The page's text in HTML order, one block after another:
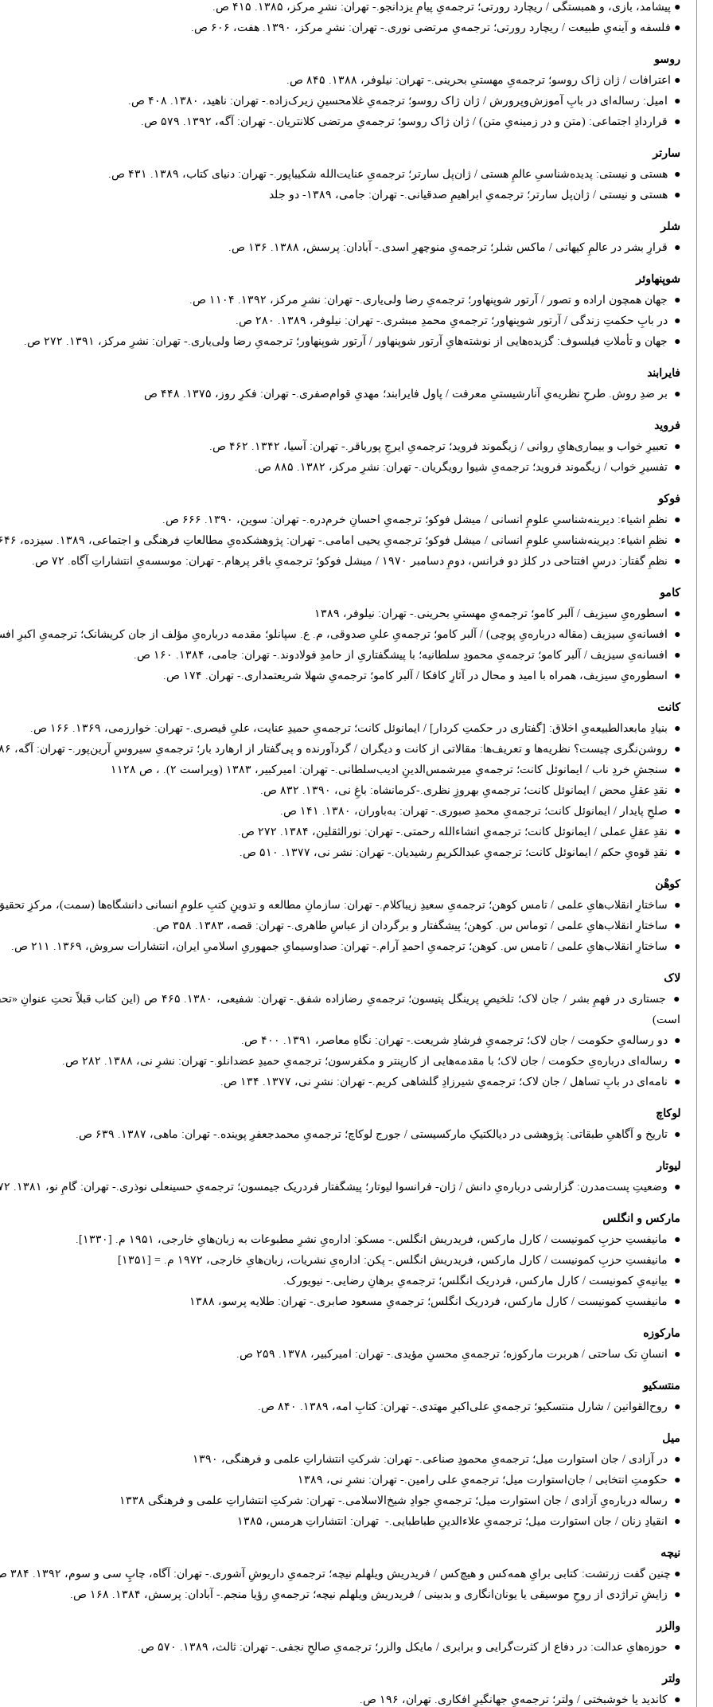
● پیشامد، بازی، و همبستگی / ریچارد رورتی؛ ترجمه‌یِ پیامِ یزدانجو.- تهران: نشرِ مرکز، ۱۳۸۵. ۴۱۵ ص.
● فلسفه و آینه‌یِ طبیعت / ریچارد رورتی؛ ترجمه‌یِ مرتضی نوری.- تهران: نشرِ مرکز‫، ‫۱۳۹۰. ‫هفت، ۶۰۶ ص.
روسو
● اعترافات / ژان ژاک روسو؛ ترجمه‌یِ مهستیِ بحرینی.- تهران: نیلوفر‫، ۱۳۸۸. ۸۴۵ ص.
● امیل: رساله‌ای در بابِ آموزش‌وپرورش / ژان ژاک روسو؛ ترجمه‌یِ غلامحسینِ زیرک‌زاده.- تهران: ناهید، ۱۳۸۰. ۴۰۸ ص.
● قراردادِ اجتماعی: (متن و در زمینه‌یِ متن) / ژان ژاک روسو؛ ترجمه‌یِ مرتضی کلانتریان.- تهران: آگه‫، ۱۳۹۲. ۵۷۹ ص.
سارتر
● هستی و نیستی: پدیده‌شناسیِ عالمِ هستی ‌/ ژان‌پل سارتر؛ ترجمه‌یِ عنایت‌الله شکیباپور.- تهران: دنیای کتاب، ۱۳۸۹. ‫۴۳۱ ص.
● هستی و نیستی / ژان‌پل سارتر؛ ترجمه‌یِ ابراهیمِ صدقیانی.- تهران: جامی‫، ۱۳۸۹- دو جلد
شلر
● قرارِ بشر در عالمِ کیهانی / ماکس شلر؛ ترجمه‌یِ منوچهرِ اسدی.- آبادان: پرسش، ۱۳۸۸. ۱۳۶ ص.
شوپنهاوئر
● جهان همچون اراده و تصور / آرتور شوپنهاور؛ ترجمه‌یِ رضا ولی‌یاری.- تهران: نشرِ مرکز، ۱۳۹۲. ۱۱۰۴ ص.
● در بابِ حکمتِ زندگی / آرتور شوپنهاور؛ ترجمه‌یِ محمدِ مبشری.- تهران: نیلوفر، ۱۳۸۹. ۲۸۰ ص.
● جهان و تأملاتِ فیلسوف: گزیده‌هایی از نوشته‌هایِ آرتور شوپنهاور / آرتور شوپنهاور؛ ترجمه‌یِ رضا ولی‌یاری.- تهران: نشرِ مرکز، ۱۳۹۱. ۲۷۲ ص.
فایرابند
● بر ضدِ روش.‌ طرحِ نظریه‌یِ آنارشیستیِ معرفت / پاول فایرابند؛ مهدیِ قوام‌صفری.- تهران: فکرِ روز‫، ۱۳۷۵. ‫۴۴۸ ص
فروید
● تعبیرِ خواب و بیماری‌هایِ روانی / زیگموند فروید؛ ترجمه‌یِ ایرجِ پورباقر.- تهران: آسیا‫، ۱۳۴۲. ۴۶۲ ص.‌
● تفسیرِ خواب ‌/ زیگموند فروید؛ ترجمه‌یِ شیوا رویگریان.- تهران: نشرِ مرکز، ۱۳۸۲. ۸۸۵ ص.
فوکو
● نظمِ اشیاء:‌ دیرینه‌شناسیِ علومِ انسانی / میشل فوکو؛ ترجمه‌یِ احسانِ خرم‌دره.- تهران:‌ سوین، ۱۳۹۰. ‫۶۶۶ ص.
● نظمِ اشیاء: دیرینه‌شناسیِ علومِ انسانی / میشل فوکو؛ ترجمه‌یِ یحیی امامی.- تهران: پژوهشکده‌یِ مطالعاتِ فرهنگی و اجتماعی‫، ۱۳۸۹. سیزده، ۶۴۶ ص..
● نظمِ گفتار: درسِ افتتاحی در کلژ دو فرانس، دومِ دسامبر ۱۹۷۰ / میشل فوکو؛ ترجمه‌یِ باقر پرهام.- تهران: موسسه‌یِ انتشاراتِ آگاه. ۷۲ ص.
کامو
● اسطوره‌یِ سیزیف / آلبر کامو؛ ترجمه‌یِ مهستیِ بحرینی.- تهران: نیلوفر‫، ۱۳۸۹
● افسانه‌یِ سیزیف (مقاله درباره‌یِ پوچی) / آلبر کامو؛ ترجمه‌یِ علیِ صدوقی، م. ع. سپانلو؛ مقدمه درباره‌یِ مؤلف از جان کریشانک؛ ترجمه‌یِ اکبرِ افسری.- تهران:
● افسانه‌یِ سیزیف / آلبر کامو؛ ترجمه‌یِ محمودِ سلطانیه؛ با پیشگفتاریِ از حامدِ فولادوند.- تهران‫: جامی‫، ۱۳۸۴. ‫۱۶۰ ص.
● اسطوره‌یِ سیزیف، همراه با امید و محال در آثارِ کافکا / آلبر کامو؛ ترجمه‌یِ شهلا شریعتمداری.- تهران. ۱۷۴ ص.
کانت
● بنیادِ مابعدالطبیعه‌یِ اخلاق: [گفتاری در حکمتِ کردار] / ایمانوئل کانت؛ ترجمه‌یِ حمیدِ عنایت، علیِ قیصری.- تهران: خوارزمی‫، ۱۳۶۹. ۱۶۶ ص.
● روشن‌نگری چیست؟ نظریه‌ها و تعریف‌ها: مقالاتی از کانت و دیگران / گردآورنده و پی‌گفتار از ارهارد بار؛ ترجمه‌یِ سیروسِ آرین‌پور.- تهران: آگه‫، ۱۳۸۶. ‫۱۳۲ ص.
● سنجشِ خردِ ناب ‌/ ایمانوئل کانت؛ ترجمه‌یِ میرشمس‌الدینِ ادیب‌سلطانی.- تهران: امیرکبیر، ۱۳۸۳ (ویراست ۲). ، ص ۱۱۲۸
● نقدِ عقلِ محض / ایمانوئل کانت؛ ترجمه‌یِ بهروزِ نظری.-کرمانشاه: باغِ نی، ۱۳۹۰. ۸۳۲ ص.
● صلحِ پایدار / ایمانوئل کانت؛ ترجمه‌یِ محمدِ صبوری.- تهران: به‌باوران، ۱۳۸۰. ۱۴۱ ص.
● نقدِ عقلِ عملی / ایمانوئل کانت؛ ترجمه‌یِ انشاءالله رحمتی.- تهران: نورالثقلین، ۱۳۸۴. ۲۷۲ ص.
● نقدِ قوه‌یِ حکم / ایمانوئل کانت؛ ترجمه‌یِ عبدالکریمِ رشیدیان.‌- تهران: نشر نی‫، ۱۳۷۷. ۵۱۰ ص.
کوهْن
● ساختارِ انقلاب‌هایِ علمی / تامس کوهن؛ ترجمه‌یِ سعیدِ زیباکلام.- تهران: سازمانِ مطالعه و تدوینِ کتبِ علومِ انسانی دانشگاه‌ها (سمت)، مرکزِ تحقیق و
● ساختارِ انقلاب‌هایِ علمی / توماس س. کوهن؛ پیشگفتار و برگردان از عباسِ طاهری.- تهران: قصه‫، ۱۳۸۳. ۳۵۸ ص.
● ساختارِ انقلاب‌هایِ علمی / تامس س. کوهن؛ ترجمه‌یِ احمدِ آرام.- تهران: صداوسیمایِ جمهوریِ اسلامیِ ایران، انتشارات سروش‫، ۱۳۶۹. ‫۲۱۱ ص.
لاک
است)
● دو رساله‌یِ حکومت / جان لاک؛ ترجمه‌یِ فرشادِ شریعت.- تهران: نگاهِ معاصر، ‫۱۳۹۱. ۴۰۰ ص.
● رساله‌ای درباره‌یِ حکومت / جان لاک؛ با مقدمه‌هایی از کارپنتر و مکفرسون؛ ترجمه‌یِ حمیدِ عضدانلو.- تهران: نشرِ نی‫، ۱۳۸۸. ۲۸۲ ص.
● نامه‌ای در بابِ تساهل ‌/ جان لاک؛ ترجمه‌یِ شیرزادِ گلشاهی کریم.- تهران: نشرِ نی، ۱۳۷۷. ۱۳۴ ص.
لوکاچ
● تاریخ و آگاهیِ طبقاتی: پژوهشی در دیالکتیکِ مارکسیستی / جورج لوکاچ؛ ترجمه‌یِ محمدجعفرِ پوینده.- تهران: ماهی، ‫۱۳۸۷. ۶۳۹ ‫ص.
لیوتار
● وضعیتِ پست‌مدرن: گزارشی درباره‌یِ دانش / ژان- فرانسوا لیوتار؛ پیشگفتار فردریک جیمسون؛ ترجمه‌یِ حسینعلی نوذری.- تهران: گامِ نو، ۱۳۸۱. ۳۷۲ ص.
مارکس و انگلس
● مانیفستِ حزبِ کمونیست / کارل مارکس، فریدریش انگلس.- مسکو: اداره‌یِ نشرِ مطبوعات به زبان‌هایِ خارجی، ۱۹۵۱ م. [۱۳۳۰].
● مانیفستِ حزبِ کمونیست‫ / کارل مارکس، فریدریش انگلس.- پکن‫: اداره‌یِ نشریات، زبان‌هایِ خارجی‫، ۱۹۷۲ م. = [۱۳۵۱]
● بیانیه‌یِ کمونیست ‌/ کارل مارکس، فردریک انگلس؛ ترجمه‌یِ برهانِ رضایی.- نیویورک.
● مانیفستِ کمونیست / کارل مارکس، فردریک انگلس؛ ترجمه‌یِ مسعود صابری.- تهران: طلایه پرسو‫، ‫۱۳۸۸
مارکوزه
● انسانِ تک ساحتی / هربرت مارکوزه؛ ترجمه‌یِ محسنِ مؤیدی.- تهران: امیرکبیر،‫ ۱۳۷۸. ۲۵۹ ص.‫
منتسکیو
● روح‌القوانین / شارل منتسکیو؛ ترجمه‌یِ علی‌اکبرِ مهتدی.- تهران: کتابِ امه‫، ۱۳۸۹. ۸۴۰ ص.
میل
● در آزادی / جان استوارت میل؛ ترجمه‌یِ محمودِ صناعی.- تهران: شرکتِ انتشاراتِ علمی و فرهنگی‫، ۱۳۹۰
● حکومتِ انتخابی / جان‌استوارت میل؛ ترجمه‌یِ علی رامین.- تهران: نشرِ نی‫، ۱۳۸۹
● رساله درباره‌یِ آزادی / جان استوارت میل؛ ترجمه‌یِ جوادِ شیخ‌الاسلامی.- تهران: شرکتِ انتشاراتِ علمی و فرهنگی ۱۳۳۸
● انقیادِ زنان / جان استوارت میل؛ ترجمه‌یِ علاءالدینِ طباطبایی.- تهران: انتشاراتِ هرمس، ۱۳۸۵
نیچه
● چنین گفت زرتشت: کتابی برایِ همه‌کس و هیچ‌کس ‌/ فریدریش ویلهلم نیچه‫؛ ترجمه‌یِ داریوشِ آشوری.- تهران: آگاه‫، چاپِ سی و سوم، ۱۳۹۲. ۳۸۴ ص.
● زایشِ تراژدی از روحِ موسیقی یا یونان‌انگاری و بدبینی / فریدریش ویلهلم نیچه؛ ترجمه‌یِ رؤیا منجم.- آبادان: پرسش، ۱۳۸۴. ۱۶۸ ص.
والزر
● حوزه‌هایِ عدالت: در دفاع از کثرت‌گرایی و برابری / مایکل والزر؛ ترجمه‌یِ صالحِ نجفی.- تهران: ثالث، ۱۳۸۹. ‫۵۷۰ ص.
ولتر
● کاندید یا خوشبختی / ولتر؛ ترجمه‌یِ جهانگیرِ افکاری. تهران، ۱۹۶ ص.